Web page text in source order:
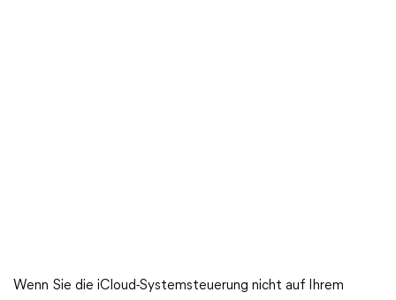
Wenn Sie die iCloud-Systemsteuerung nicht auf Ihrem